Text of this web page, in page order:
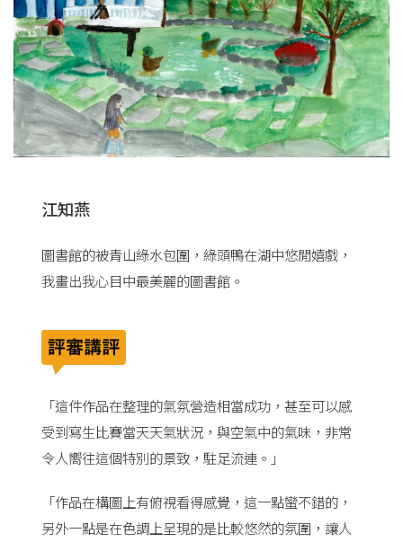
江知燕
圖書館的被青山綠水包圍，綠頭鴨在湖中悠閒嬉戲，
我畫出我心目中最美麗的圖書館。
「這件作品在整理的氣氛營造相當成功，甚至可以感
受到寫生比賽當天天氣狀況，與空氣中的氣味，非常
令人嚮往這個特別的景致，駐足流連。」
「作品在構圖上有俯視看得感覺，這一點蠻不錯的，
另外一點是在色調上呈現的是比較悠然的氛圍，讓人